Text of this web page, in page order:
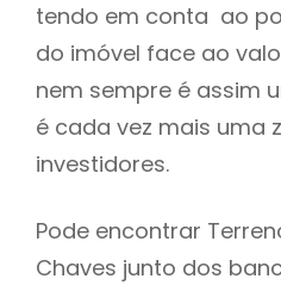
tendo em conta ao
do imóvel face ao
nem sempre é assim
é cada vez mais uma
investidores.
Pode encontrar
Chaves junto dos